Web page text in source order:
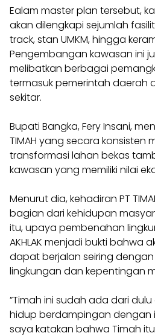
Ealam master plan tersebut,
akan dilengkapi sejumlah
track, stan UMKM, hingga
Pengembangan kawasan ini
melibatkan berbagai
termasuk pemerintah daerah
sekitar.
Bupati Bangka, Fery Insani,
TIMAH yang secara konsisten
transformasi lahan bekas
kawasan yang memiliki nilai
Menurut dia, kehadiran PT
bagian dari kehidupan
itu, upaya pembenahan
AKHLAK menjadi bukti bahwa
dapat berjalan seiring
lingkungan dan kepentingan
”Timah ini sudah ada dari
hidup berdampingan dengan
saya katakan bahwa Timah